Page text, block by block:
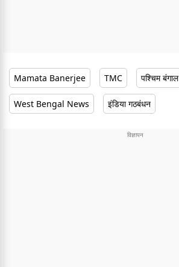
Mamata Banerjee TMC पश्चिम बंगाल
West Bengal News इंडिया गठबंधन